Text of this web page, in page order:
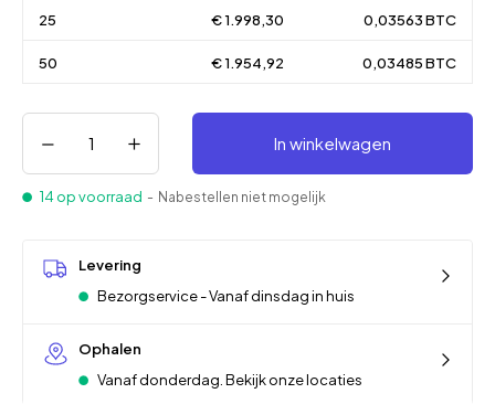
25 € 1.998,30 0,03563 BTC
50 € 1.954,92 0,03485 BTC
In winkelwagen
14 op voorraad - Nabestellen niet mogelijk
Levering
Bezorgservice - Vanaf dinsdag in huis
Ophalen
Vanaf donderdag. Bekijk onze locaties